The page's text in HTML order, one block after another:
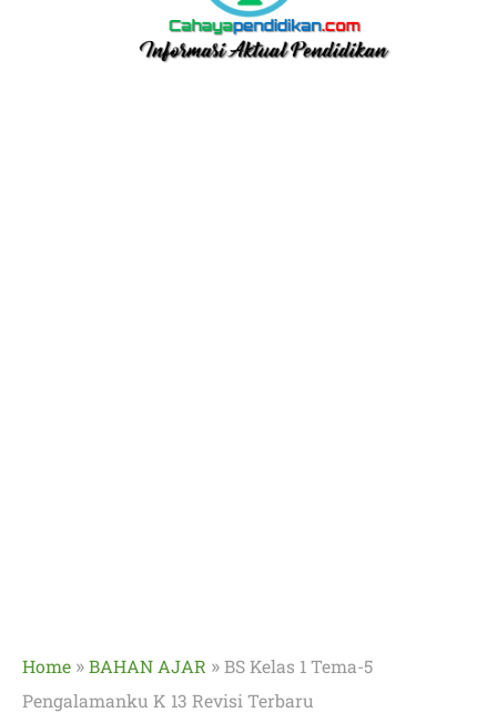
Home »BAHAN AJAR »BS Kelas 1 Tema-5
Pengalamanku K 13 Revisi Terbaru